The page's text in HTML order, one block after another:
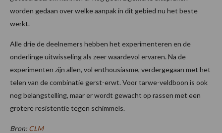
worden gedaan over welke aanpak in dit gebied nu het beste
werkt.
Alle drie de deelnemers hebben het experimenteren en de
onderlinge uitwisseling als zeer waardevol ervaren. Na de
experimenten zijn allen, vol enthousiasme, verdergegaan met het
telen van de combinatie gerst-erwt. Voor tarwe-veldboon is ook
nog belangstelling, maar er wordt gewacht op rassen met een
grotere resistentie tegen schimmels.
Bron: CLM